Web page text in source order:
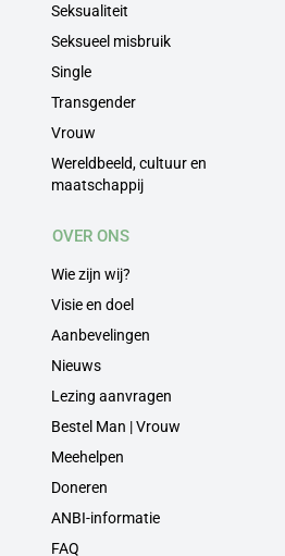
Seksualiteit
Seksueel misbruik
Single
Transgender
Vrouw
Wereldbeeld, cultuur en
maatschappij
OVER ONS
Wie zijn wij?
Visie en doel
Aanbevelingen
Nieuws
Lezing aanvragen
Bestel Man | Vrouw
Meehelpen
Doneren
ANBI-informatie
FAQ